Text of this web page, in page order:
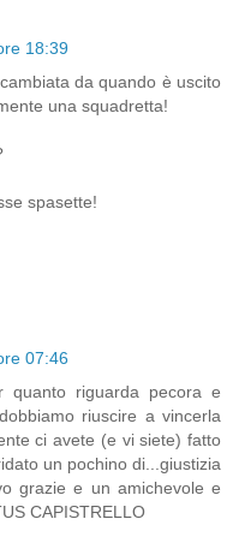
18:39
da quando è uscito
una squadretta!
spasette!
07:46
quanto riguarda pecora e
riuscire a vincerla
ci avete (e vi siete) fatto
un pochino di...giustizia
grazie e un amichevole e
CAPISTRELLO